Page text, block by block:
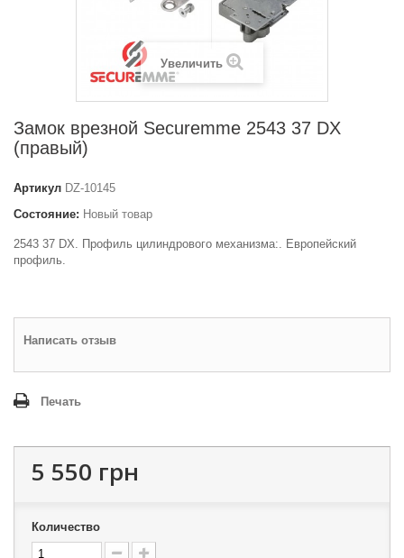
Увеличить
Замок врезной Securemme 2543 37 DX
(правый)
Артикул DZ-10145
Состояние: Новый товар
2543 37 DX. Профиль цилиндрового механизма:. Европейский
профиль.
Написать отзыв
Печать
5 550 грн
Количество